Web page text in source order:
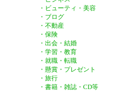
・ビューティ・美容
・ブログ
・不動産
・保険
・出会・結婚
・学習・教育
・就職・転職
・懸賞・プレゼント
・旅行
・書籍・雑誌・CD等